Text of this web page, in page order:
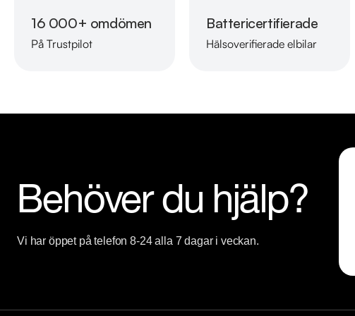
Måndag - Fredag 09:00 - 19:00
Lördag 10:00 - 18:00
Söndag 10:00 - 16:00
16 000+ omdömen
På Trustpilot
Battericertifierade
Hälsoverifierade elbilar
Behöver du hjälp?
Vi har öppet på telefon 8-24 alla 7 dagar i veckan.